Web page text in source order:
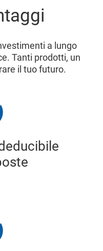
a lungo
Tanti prodotti, un
il tuo futuro.